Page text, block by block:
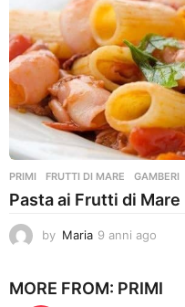
PRIMI FRUTTI DI MARE ,GAMBERI
Pasta ai Frutti di Mare
by Maria 9 anni ago
n
MORE FROM: PRIMI